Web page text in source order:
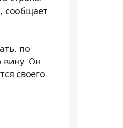
сообщает
по
вину. Он
своего